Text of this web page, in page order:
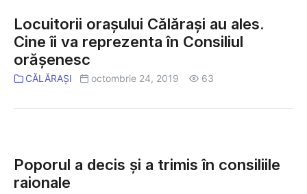
de
avere
și
interese
Călărași
au
ales.
Cine
va
Consiliul
orășenesc
Locuitorii orașului Călărași au ales.
Cine îi va reprezenta în Consiliul
orășenesc
CĂLĂRAȘI octombrie 24, 2019 63
decis
și
Poporul a decis și a trimis în consiliile
raionale